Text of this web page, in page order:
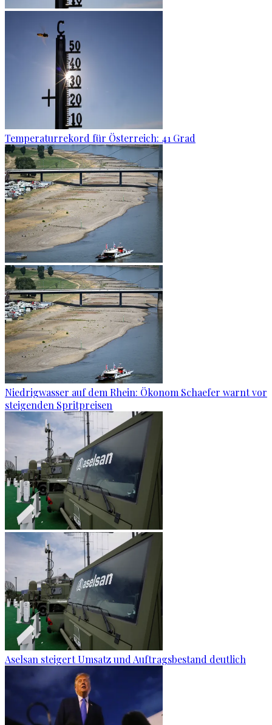
Temperaturrekord für Österreich: 41 Grad
Niedrigwasser auf dem Rhein: Ökonom Schaefer warnt vor
steigenden Spritpreisen
Aselsan steigert Umsatz und Auftragsbestand deutlich